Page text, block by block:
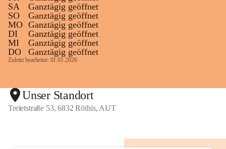
SA
Ganztägig geöffnet
SO
Ganztägig geöffnet
MO Ganztägig geöffnet
DI
Ganztägig geöffnet
MI
Ganztägig geöffnet
DO
Ganztägig geöffnet
Zuletzt bearbeitet: 01.01.2026
Unser Standort
Treietstraße 53, 6832 Röthis, AUT